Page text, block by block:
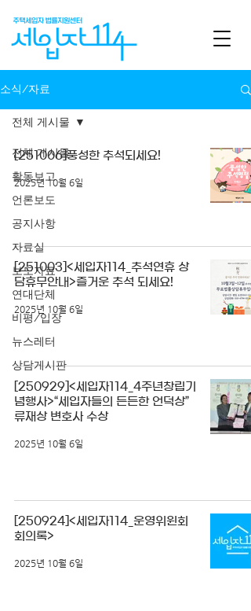
소식/자료
전체 게시물
활동보고
언론보도
공지사항
자료실
보도자료
연대단체
비평/입장
뉴스레터
상담게시판
전체 게시물
[251006]풍성한 추석되세요!
2025년 10월 6일
[251003]<세입자114_추석연휴 상
담휴무안내>즐거운 추석 되세요!
2025년 10월 6일
[250929]<세입자114_4주년창립기
념행사>“세입자들의 든든한 언덕상”
류재상 변호사 수상
2025년 10월 6일
[250924]<세입자114_운영위윈회
회의록>
2025년 10월 6일